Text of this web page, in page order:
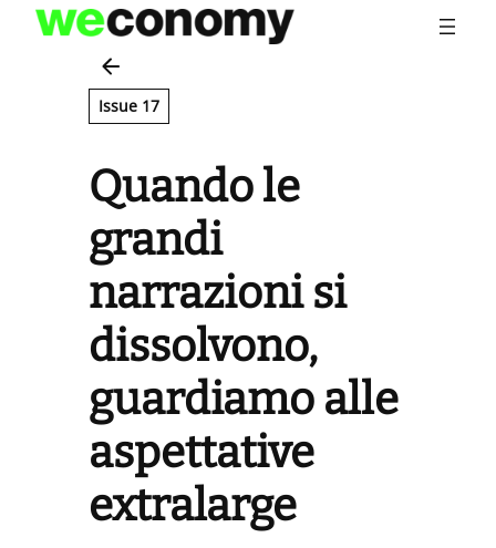
Vai
contenuto
Issue 17
Quando le
grandi
narrazioni si
dissolvono,
guardiamo alle
aspettative
extralarge